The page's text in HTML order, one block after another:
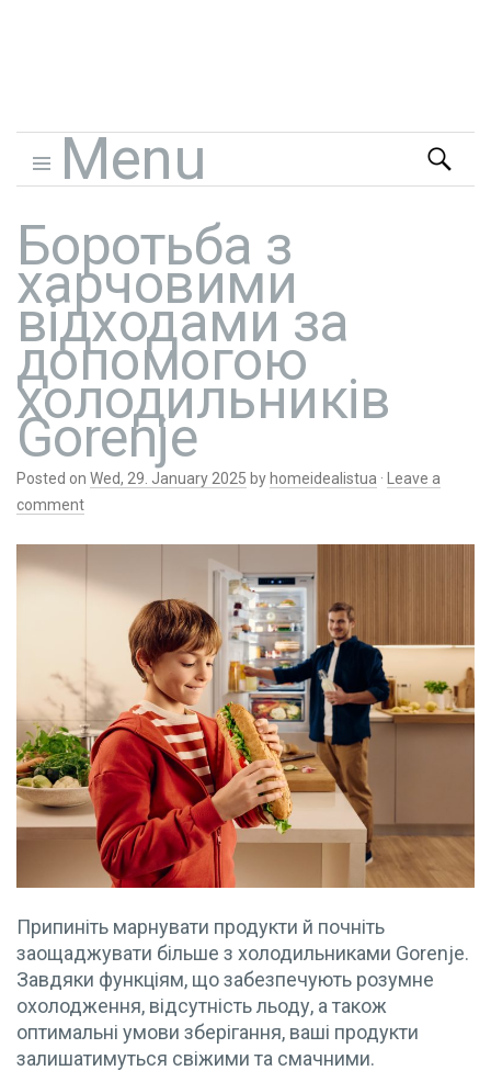
Menu
Search
for:
Боротьба з
харчовими
відходами за
допомогою
холодильників
Gorenje
Posted on Wed, 29. January 2025 by homeidealistua ·
Leave a
comment
Припиніть марнувати продукти й почніть
заощаджувати більше з холодильниками Gorenje.
Завдяки функціям, що забезпечують розумне
охолодження, відсутність льоду, а також
оптимальні умови зберігання, ваші продукти
залишатимуться свіжими та смачними.